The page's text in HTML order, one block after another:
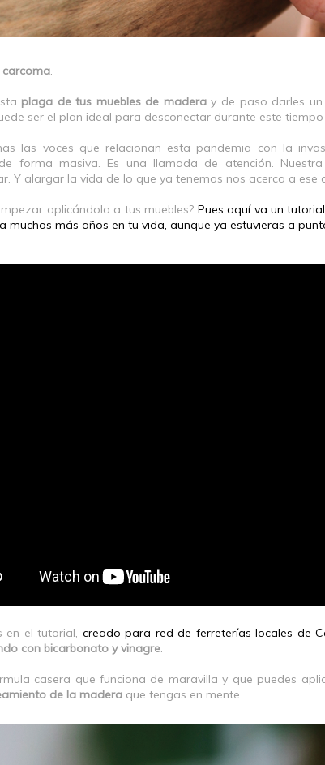
carcoma.
plaga de tus muebles de maderay de paso darles un
ser el plan ideal para desconectar durante este
las voces que relacionan esta pandemia con la
forma masiva. Es una llamada de atención.
Y alargar la vida de lo que ya tenemos nos acerca a ese
aplicándolo a tus muebles? Pues aquí va un
muchos más años en tu vida, aunque ya estuvieras a
en el tutorial, creado para red de ferreterías locales de
con bicarbonato y vinagre.
casera que funciona de maravilla y que puedes
de la madera que tengas en mente.